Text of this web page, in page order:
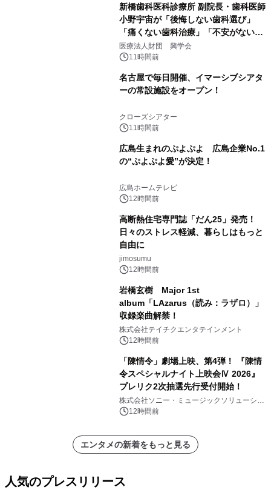
新橋歯科医科診療所 副院長・歯科医師
小野宇宙が「後悔しない歯科選び」
「痛くない歯科治療」「不安がない治
療計画」をテーマに専門監修
医療法人財団 興学会
11時間前
名古屋で毎日開催、イマーシブシアタ
ーの常設施設をオープン！
クローズシアター
11時間前
広島生まれのぷよぷよ 広島企業No.1
の“ぷよぷよ愛”が決定！
広島ホームテレビ
12時間前
高断熱住宅専門誌「だん25」発売！
日々のストレス軽減、暮らしはもっと
自由に
jimosumu
12時間前
岩橋玄樹 Major 1st
album「LAzarus（読み：ラザロ）」
収録楽曲解禁！
株式会社テイチクエンタテインメント
12時間前
「陳情令」劇場上映、第4弾！ 『陳情
令スペシャルナイト上映会Ⅳ 2026』
プレリク2次抽選先行受付開始！
株式会社ソニー・ミュージックソリューショ
ンズ12時間前
エンタメの新着をもっと見る
人気のプレスリリース